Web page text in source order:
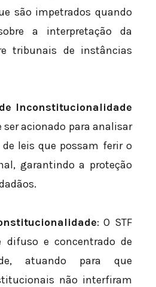
são impetrados quando
a interpretação da
tribunais de instâncias
Inconstitucionalidade
ser acionado para analisar
leis que possam ferir o
garantindo a proteção
: O STF
difuso e concentrado de
atuando para que
não interfiram